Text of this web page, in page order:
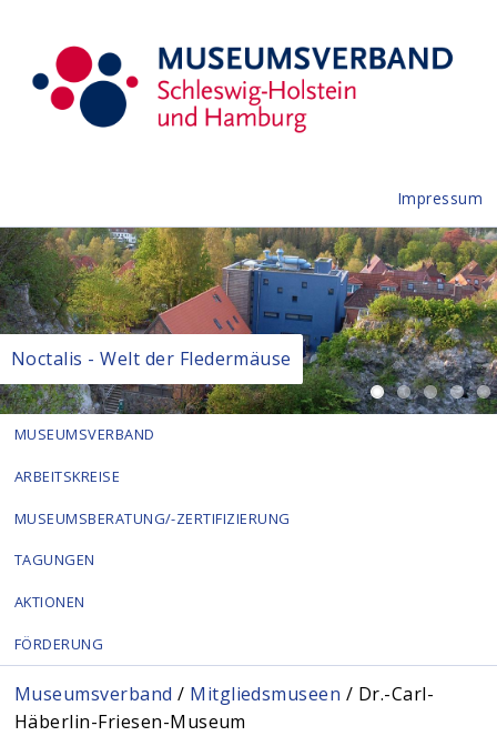
Impressum
Noctalis - Welt der Fledermäuse
MUSEUMSVERBAND
ARBEITSKREISE
MUSEUMSBERATUNG/-ZERTIFIZIERUNG
TAGUNGEN
AKTIONEN
FÖRDERUNG
Sie sind hier
Museumsverband / Mitgliedsmuseen / Dr.-Carl-
Häberlin-Friesen-Museum